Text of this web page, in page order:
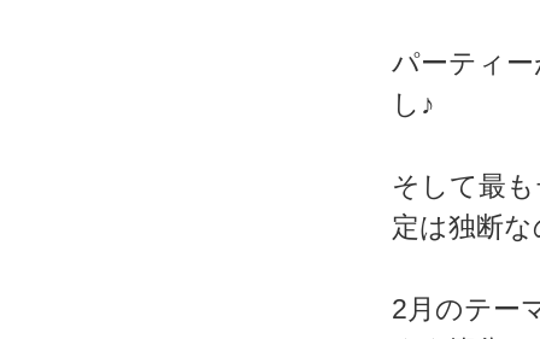
パーティ
し♪
そして最
定は独断
2月のテー